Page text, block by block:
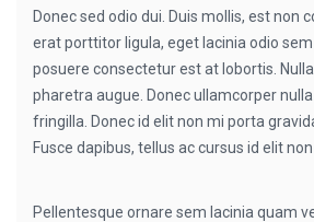
Donec sed odio dui. Duis mollis, est non
erat porttitor ligula, eget lacinia odio sem
posuere consectetur est at lobortis.
pharetra augue. Donec ullamcorper
fringilla. Donec id elit non mi porta
Fusce dapibus, tellus ac cursus id elit
Pellentesque ornare sem lacinia quam